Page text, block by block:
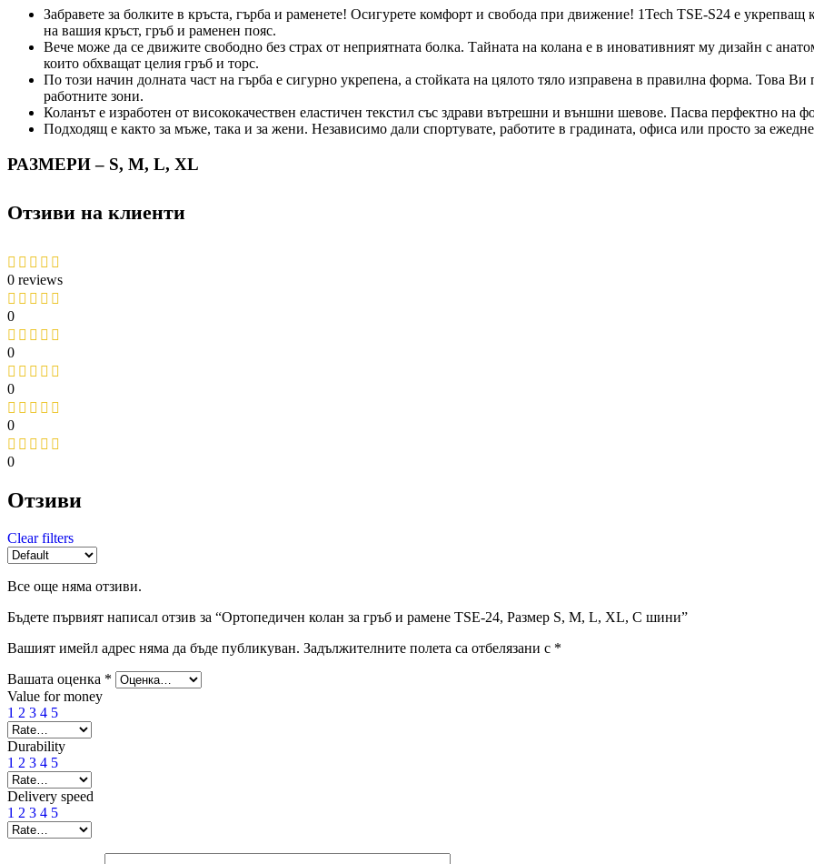
Забравете за болките в кръста, гърба и раменете! Осигурете комфорт и свобода при движение! 1Tech TSE-S24 e
на вашия кръст, гръб и раменен пояс.
Вече може да се движите свободно без страх от неприятната болка. Тайната на колана е в иновативният му дизайн с
които обхващат целия гръб и торс.
По този начин долната част на гърба е сигурно укрепена, а стойката на цялото тяло изправена в правилна форма. Това
работните зони.
Коланът е изработен от висококачествен еластичен текстил със здрави вътрешни и външни шевове. Пасва перфектно на
Подходящ е както за мъже, така и за жени. Независимо дали спортувате, работите в градината, офиса или просто за
РАЗМЕРИ – S, M, L, XL
Отзиви на клиенти
0 reviews
0
0
0
0
0
Отзиви
Clear filters
Все още няма отзиви.
Бъдете първият написал отзив за “Ортопедичен колан за гръб и рамене TSE-24, Размер S, M, L, XL, С шини”
Вашият имейл адрес няма да бъде публикуван. Задължителните полета са отбелязани с *
Вашата оценка *
Value for money
1 2 3 4 5
Durability
1 2 3 4 5
Delivery speed
1 2 3 4 5